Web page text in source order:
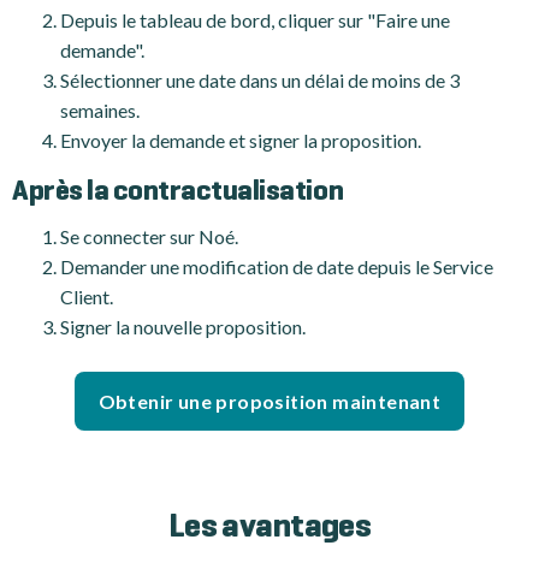
Depuis le tableau de bord, cliquer sur "Faire une
demande".
Sélectionner une date dans un délai de moins de 3
semaines.
Envoyer la demande et signer la proposition.
Après la contractualisation
Se connecter sur Noé.
Demander une modification de date depuis le Service
Client.
Signer la nouvelle proposition.
Obtenir une proposition maintenant
Les avantages